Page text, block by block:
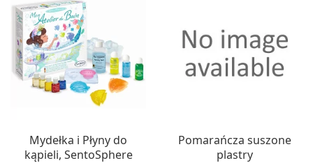
Mydełka i Płyny do
kąpieli, SentoSphere
Pomarańcza suszone
plastry